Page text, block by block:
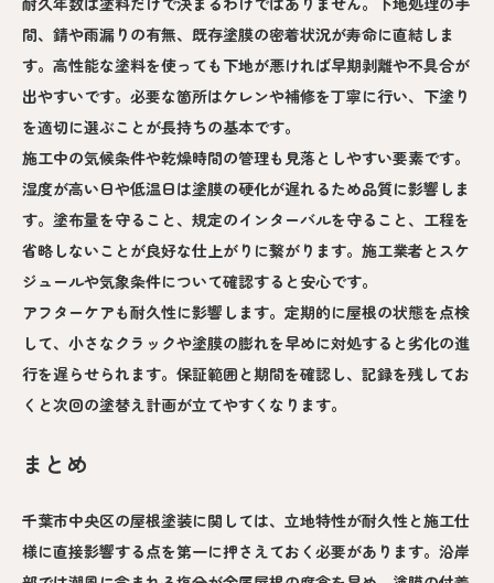
間、錆や雨漏りの有無、既存塗膜の密着状況が寿命に直結しま
す。高性能な塗料を使っても下地が悪ければ早期剥離や不具合が
出やすいです。必要な箇所はケレンや補修を丁寧に行い、下塗り
を適切に選ぶことが長持ちの基本です。
施工中の気候条件や乾燥時間の管理も見落としやすい要素です。
湿度が高い日や低温日は塗膜の硬化が遅れるため品質に影響しま
す。塗布量を守ること、規定のインターバルを守ること、工程を
省略しないことが良好な仕上がりに繋がります。施工業者とスケ
ジュールや気象条件について確認すると安心です。
アフターケアも耐久性に影響します。定期的に屋根の状態を点検
して、小さなクラックや塗膜の膨れを早めに対処すると劣化の進
行を遅らせられます。保証範囲と期間を確認し、記録を残してお
くと次回の塗替え計画が立てやすくなります。
まとめ
千葉市中央区の屋根塗装に関しては、立地特性が耐久性と施工仕
様に直接影響する点を第一に押さえておく必要があります。沿岸